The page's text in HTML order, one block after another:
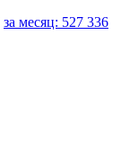
за месяц: 527 336